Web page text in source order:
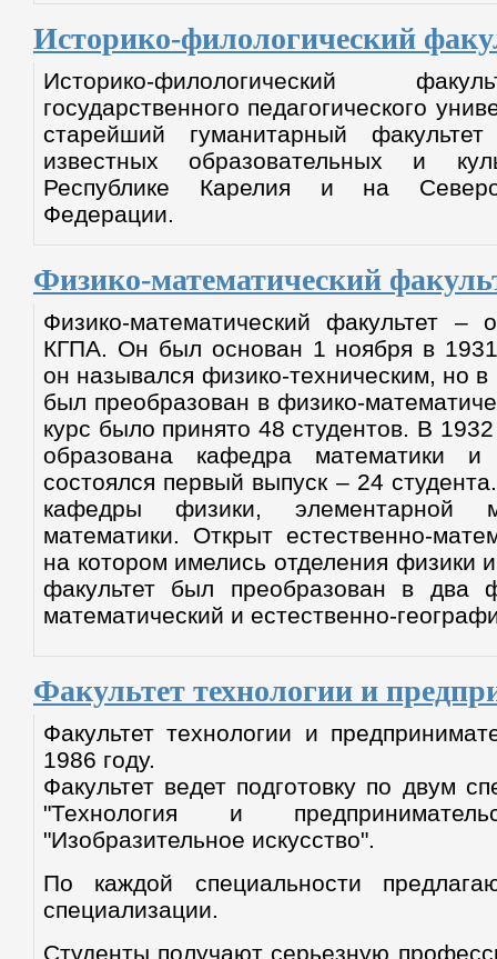
Историко-филологический
Историко-филологический
государственного педагогического
старейший гуманитарный
известных образовательных и
Республике Карелия и на
Федерации.
Физико-математический
Физико-математический факультет
КГПА. Он был основан 1 ноября в
он назывался физико-техническим, но
был преобразован в физико-
курс было принято 48 студентов. В
образована кафедра математики
состоялся первый выпуск – 24
кафедры физики, элементарной
математики. Открыт естественно-
на котором имелись отделения физики
факультет был преобразован в два
математический и естественно-
Факультет технологии и
Факультет технологии и
1986 году.
Факультет ведет подготовку по двум
"Технология и
"Изобразительное искусство".
По каждой специальности
специализации.
Студенты получают серьезную